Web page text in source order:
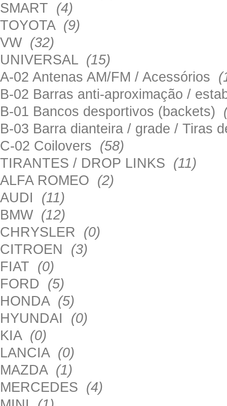
SMART (4)
TOYOTA (9)
VW (32)
UNIVERSAL (15)
A-02 Antenas AM/FM / Acessórios
B-02 Barras anti-aproximação /
B-01 Bancos desportivos (backets)
B-03 Barra dianteira / grade / Tiras
C-02 Coilovers (58)
TIRANTES / DROP LINKS (11)
ALFA ROMEO (2)
AUDI (11)
BMW (12)
CHRYSLER (0)
CITROEN (3)
FIAT (0)
FORD (5)
HONDA (5)
HYUNDAI (0)
KIA (0)
LANCIA (0)
MAZDA (1)
MERCEDES (4)